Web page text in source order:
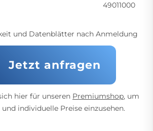
49011000
und Datenblätter nach Anmeldung
Jetzt anfragen
hier für unseren Premiumshop, um
individuelle Preise einzusehen.